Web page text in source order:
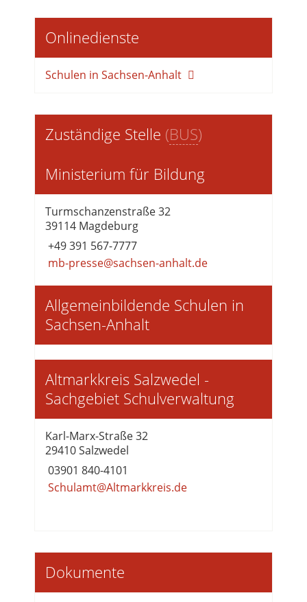
Onlinedienste
Schulen in Sachsen-Anhalt
Zuständige Stelle (BUS)
Ministerium für Bildung
Turmschanzenstraße 32
39114 Magdeburg
+49 391 567-7777
mb-presse@sachsen-anhalt.de
Allgemeinbildende Schulen in
Sachsen-Anhalt
Altmarkkreis Salzwedel -
Sachgebiet Schulverwaltung
Karl-Marx-Straße 32
29410 Salzwedel
03901 840-4101
Schulamt@Altmarkkreis.de
Dokumente